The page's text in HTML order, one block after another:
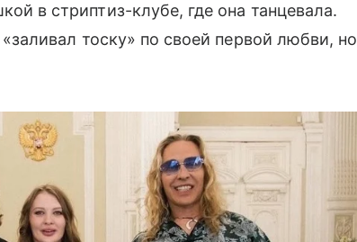
в стриптиз-клубе, где она танцевала.
тоску» по своей первой любви, но